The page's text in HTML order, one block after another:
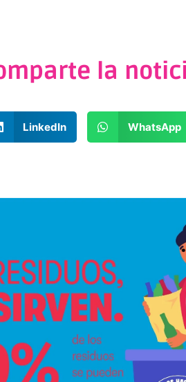
la
LinkedIn WhatsApp